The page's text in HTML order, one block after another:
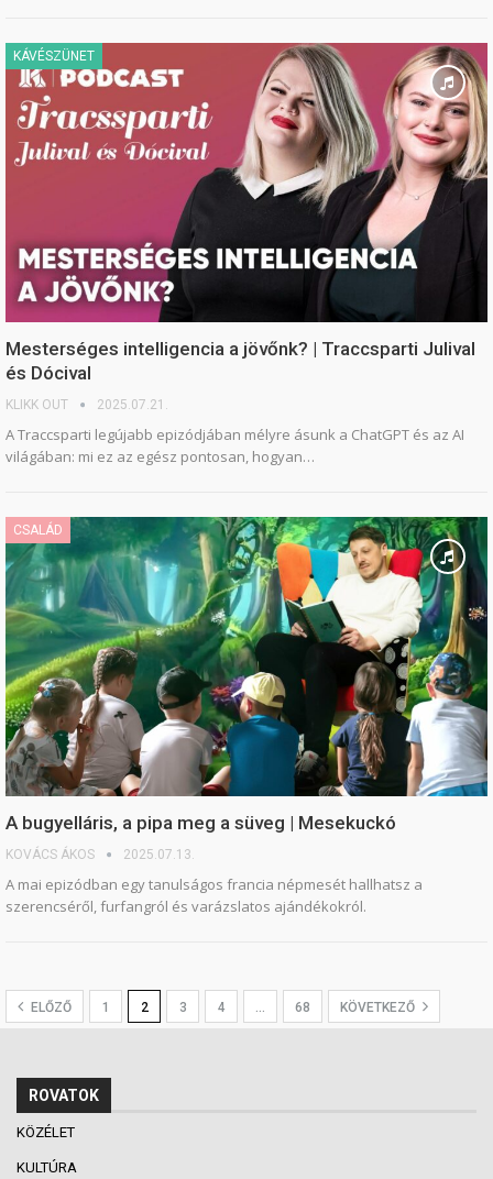
KÁVÉSZÜNET
Mesterséges intelligencia a jövőnk? | Traccsparti Julival
és Dócival
KLIKK OUT 2025.07.21.
A Traccsparti legújabb epizódjában mélyre ásunk a ChatGPT és az AI
világában: mi ez az egész pontosan, hogyan…
CSALÁD
A bugyelláris, a pipa meg a süveg | Mesekuckó
KOVÁCS ÁKOS 2025.07.13.
A mai epizódban egy tanulságos francia népmesét hallhatsz a
szerencséről, furfangról és varázslatos ajándékokról.
ELŐZŐ 1 2 3 4 … 68 KÖVETKEZŐ
ROVATOK
KÖZÉLET
KULTÚRA